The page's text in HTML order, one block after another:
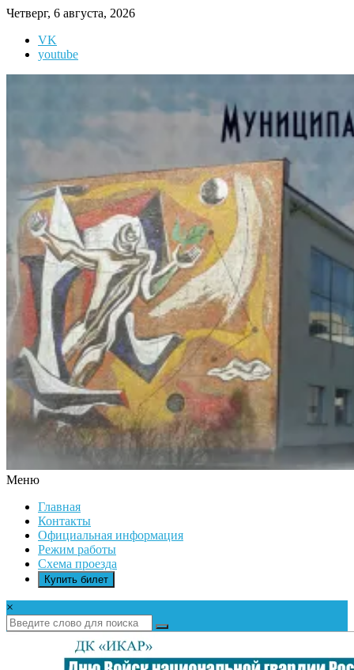
Перейти
содержимому
Четверг, 6 августа, 2026
VK
youtube
ИКАР
Меню
Главная
Контакты
Официальная информация
Режим работы
Схема проезда
Купить билет
×